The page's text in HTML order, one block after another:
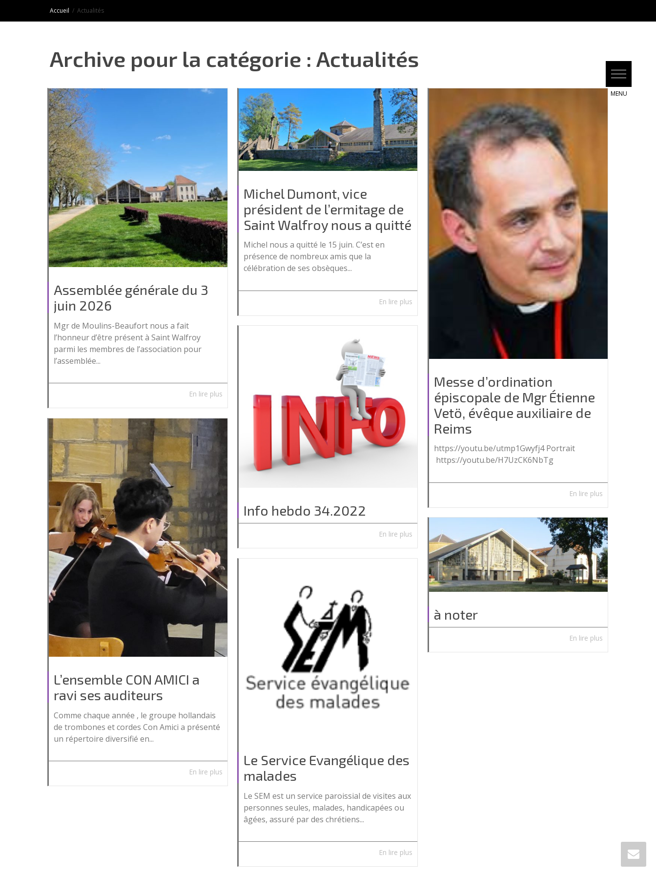
Accueil Actualités
Archive pour la catégorie : Actualités
Assemblée générale du 3
juin 2026
Mgr de Moulins-Beaufort nous a fait
l’honneur d’être présent à Saint Walfroy
parmi les membres de l’association pour
l’assemblée...
En lire plus
Michel Dumont, vice
président de l’ermitage de
Saint Walfroy nous a quitté
Michel nous a quitté le 15 juin. C’est en
présence de nombreux amis que la
célébration de ses obsèques...
En lire plus
Messe d’ordination
épiscopale de Mgr Étienne
Vetö, évêque auxiliaire de
Reims
https://youtu.be/utmp1Gwyfj4 Portrait
https://youtu.be/H7UzCK6NbTg
En lire plus
Info hebdo 34.2022
En lire plus
L’ensemble CON AMICI a
ravi ses auditeurs
Comme chaque année , le groupe hollandais
de trombones et cordes Con Amici a présenté
un répertoire diversifié en...
En lire plus
à noter
En lire plus
Le Service Evangélique des
malades
Le SEM est un service paroissial de visites aux
personnes seules, malades, handicapées ou
âgées, assuré par des chrétiens...
En lire plus